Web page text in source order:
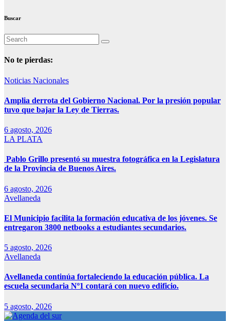
Buscar
No te pierdas:
Noticias Nacionales
Amplia derrota del Gobierno Nacional. Por la presión popular
tuvo que bajar la Ley de Tierras.
6 agosto, 2026
LA PLATA
Pablo Grillo presentó su muestra fotográfica en la Legislatura
de la Provincia de Buenos Aires.
6 agosto, 2026
Avellaneda
El Municipio facilita la formación educativa de los jóvenes. Se
entregaron 3800 netbooks a estudiantes secundarios.
5 agosto, 2026
Avellaneda
Avellaneda continúa fortaleciendo la educación pública. La
escuela secundaria Nº1 contará con nuevo edificio.
5 agosto, 2026